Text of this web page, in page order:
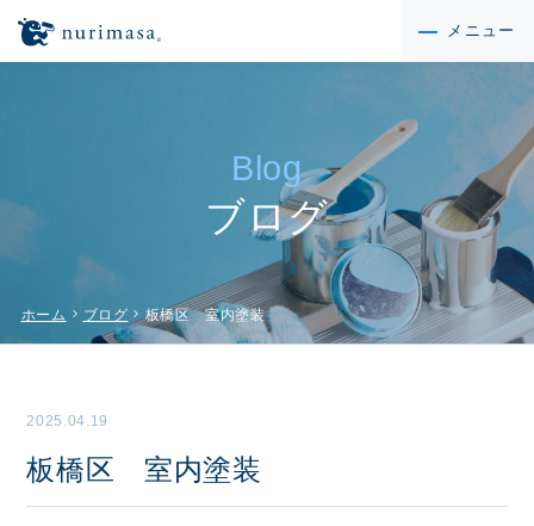
メニュー
Blog
ブログ
ホーム chevron_right ブログ chevron_right板橋区 室内塗装
2025.04.19
板橋区 室内塗装